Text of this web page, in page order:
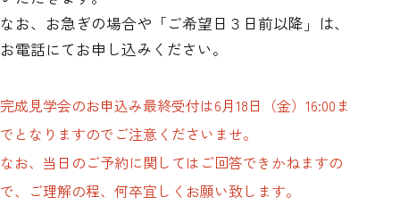
なお、お急ぎの場合や「ご希望日３日前以降」は、
お電話にてお申し込みください。
完成見学会のお申込み最終受付は6月18日（金）16:00ま
でとなりますのでご注意くださいませ。
なお、当日のご予約に関してはご回答できかねますの
で、ご理解の程、何卒宜しくお願い致します。